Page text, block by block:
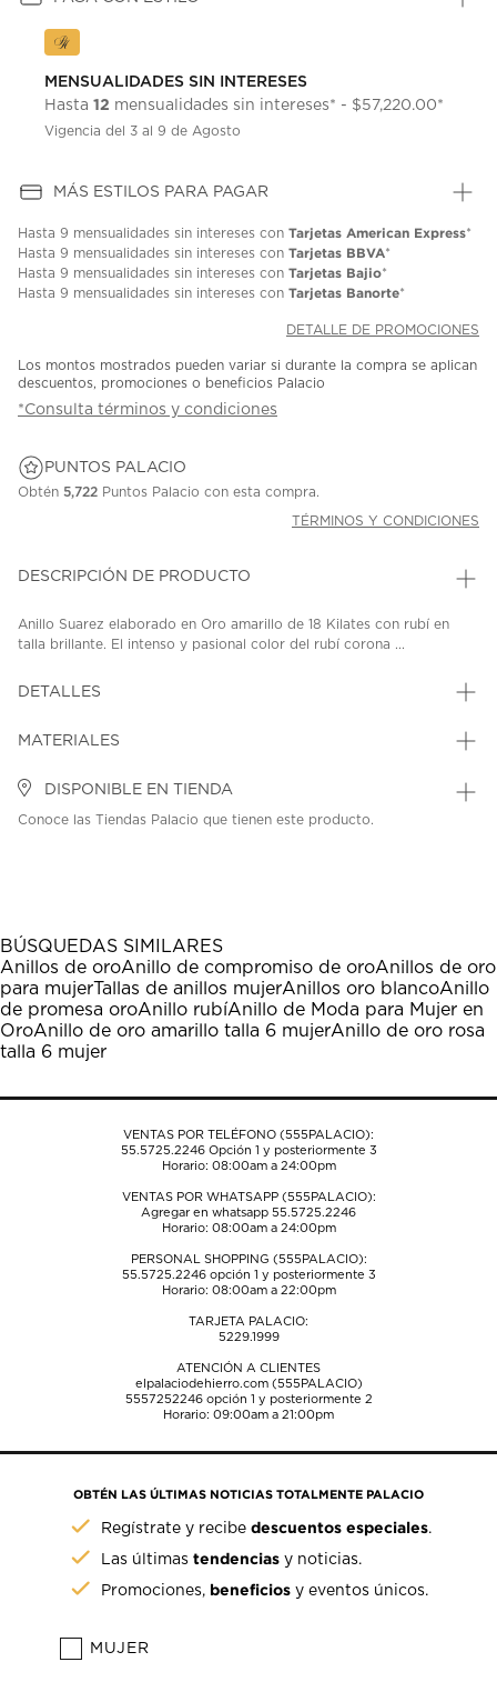
MENSUALIDADES SIN INTERESES
Hasta 12 mensualidades sin intereses* - $57,220.00*
Vigencia del 3 al 9 de Agosto
MÁS ESTILOS PARA PAGAR
Hasta 9 mensualidades sin intereses con Tarjetas American Express*
Hasta 9 mensualidades sin intereses con Tarjetas BBVA*
Hasta 9 mensualidades sin intereses con Tarjetas Bajio*
Hasta 9 mensualidades sin intereses con Tarjetas Banorte*
DETALLE DE PROMOCIONES
Los montos mostrados pueden variar si durante la compra se aplican
descuentos, promociones o beneficios Palacio
*Consulta términos y condiciones
PUNTOS PALACIO
Obtén 5,722 Puntos Palacio con esta compra.
TÉRMINOS Y CONDICIONES
DESCRIPCIÓN DE PRODUCTO
Anillo Suarez elaborado en Oro amarillo de 18 Kilates con rubí en
talla brillante. El intenso y pasional color del rubí corona ...
DETALLES
MATERIALES
DISPONIBLE EN TIENDA
Conoce las Tiendas Palacio que tienen este producto.
BÚSQUEDAS SIMILARES
Anillos de oroAnillo de compromiso de oroAnillos de oro
para mujerTallas de anillos mujerAnillos oro blancoAnillo
de promesa oroAnillo rubíAnillo de Moda para Mujer en
OroAnillo de oro amarillo talla 6 mujerAnillo de oro rosa
talla 6 mujer
VENTAS POR TELÉFONO (555PALACIO):
55.5725.2246Opción 1 y posteriormente 3
Horario: 08:00am a 24:00pm
VENTAS POR WHATSAPP (555PALACIO):
Agregar en whatsapp 55.5725.2246
Horario: 08:00am a 24:00pm
PERSONAL SHOPPING (555PALACIO):
55.5725.2246opción 1 y posteriormente 3
Horario: 08:00am a 22:00pm
TARJETA PALACIO:
5229.1999
ATENCIÓN A CLIENTES
elpalaciodehierro.com (555PALACIO)
5557252246opción 1 y posteriormente 2
Horario: 09:00am a 21:00pm
OBTÉN LAS ÚLTIMAS NOTICIAS TOTALMENTE PALACIO
Regístrate y recibedescuentos especiales.
Las últimastendencias y noticias.
Promociones, beneficios y eventos únicos.
MUJER